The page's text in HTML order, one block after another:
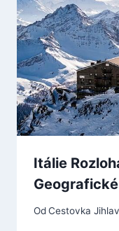
Itálie
OdCestovka